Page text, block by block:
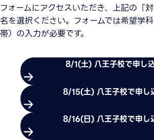
フォームにアクセスいただき、上記の「
名を選択ください。フォームでは希望学
帯）の入力が必要です。
8/1(土) 八王子校で申し
8/15(土) 八王子校で申し
8/16(日) 八王子校で申し